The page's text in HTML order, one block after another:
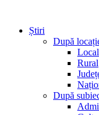
Știri
După
Local
Rural
După